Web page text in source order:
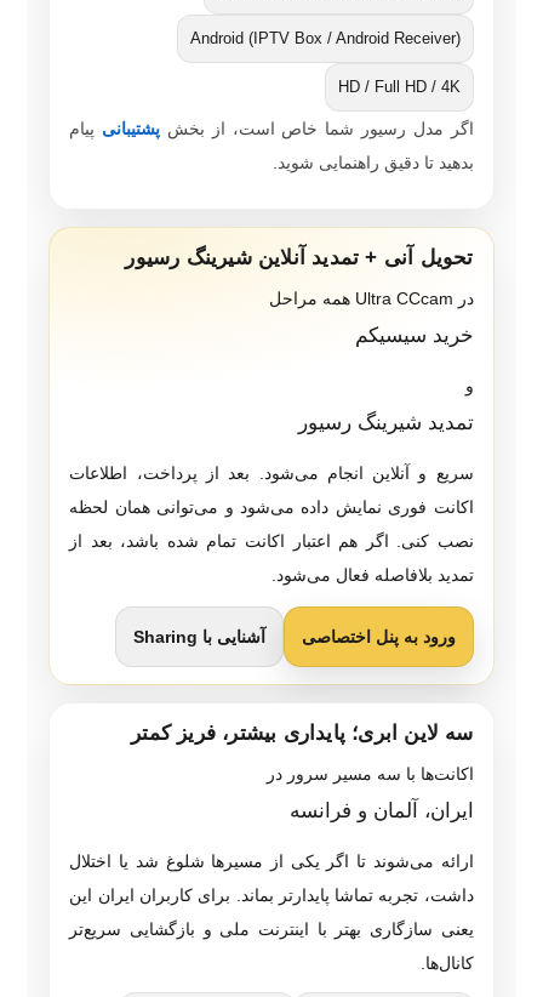
Android (IPTV Box / Android Receiver)
HD / Full HD / 4K
اگر مدل رسیور شما خاص است، از بخش پشتیبانی پیام
بدهید تا دقیق راهنمایی شوید.
تحویل آنی + تمدید آنلاین شیرینگ رسیور
در Ultra CCcam همه مراحل
خرید سیسیکم
و
تمدید شیرینگ رسیور
سریع و آنلاین انجام می‌شود. بعد از پرداخت، اطلاعات
اکانت فوری نمایش داده می‌شود و می‌توانی همان لحظه
نصب کنی. اگر هم اعتبار اکانت تمام شده باشد، بعد از
تمدید بلافاصله فعال می‌شود.
ورود به پنل اختصاصی آشنایی با Sharing
سه لاین ابری؛ پایداری بیشتر، فریز کمتر
اکانت‌ها با سه مسیر سرور در
ایران، آلمان و فرانسه
ارائه می‌شوند تا اگر یکی از مسیرها شلوغ شد یا اختلال
داشت، تجربه تماشا پایدارتر بماند. برای کاربران ایران این
یعنی سازگاری بهتر با اینترنت ملی و بازگشایی سریع‌تر
کانال‌ها.